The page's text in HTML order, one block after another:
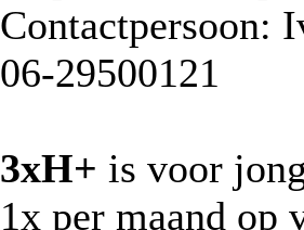
Contactpersoon:
06-29500121
3xH+ is voor
1x per maand op